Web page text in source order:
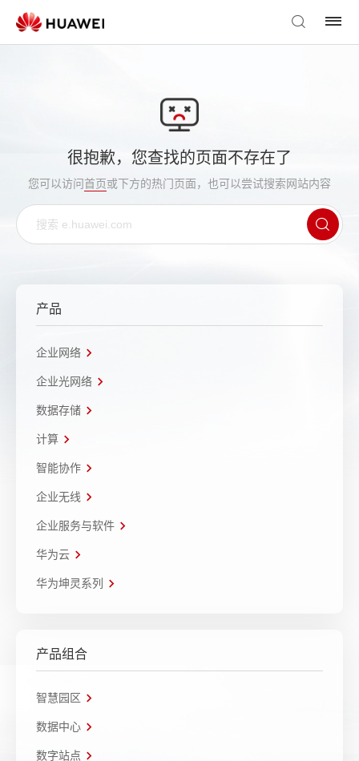
很抱歉，您查找的页面不存在了
您可以访问首页或下方的热门页面，也可以尝试搜索网站内容
产品
企业网络
企业光网络
数据存储
计算
智能协作
企业无线
企业服务与软件
华为云
华为坤灵系列
产品组合
智慧园区
数据中心
数字站点